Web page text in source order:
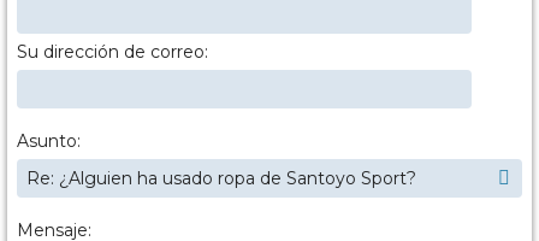
Su dirección de correo:
Asunto:
Mensaje: